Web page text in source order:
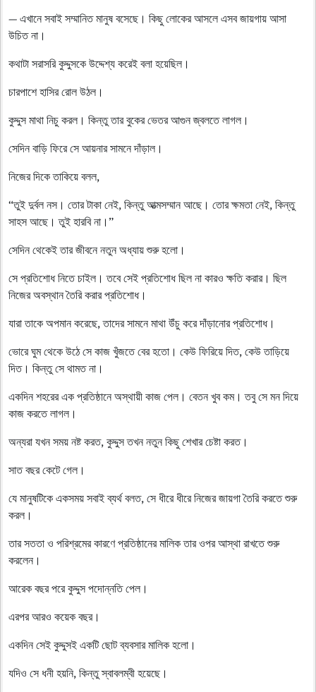
— এখানে সবাই সম্মানিত মানুষ বসেছে। কিছু লোকের আসলে এসব জায়গায় আসা
উচিত না।
কথাটা সরাসরি কুদ্দুসকে উদ্দেশ্য করেই বলা হয়েছিল।
চারপাশে হাসির রোল উঠল।
কুদ্দুস মাথা নিচু করল। কিন্তু তার বুকের ভেতর আগুন জ্বলতে লাগল।
সেদিন বাড়ি ফিরে সে আয়নার সামনে দাঁড়াল।
নিজের দিকে তাকিয়ে বলল,
“তুই দুর্বল নস। তোর টাকা নেই, কিন্তু আত্মসম্মান আছে। তোর ক্ষমতা নেই, কিন্তু
সাহস আছে। তুই হারবি না।”
সেদিন থেকেই তার জীবনে নতুন অধ্যায় শুরু হলো।
সে প্রতিশোধ নিতে চাইল। তবে সেই প্রতিশোধ ছিল না কারও ক্ষতি করার। ছিল
নিজের অবস্থান তৈরি করার প্রতিশোধ।
যারা তাকে অপমান করেছে, তাদের সামনে মাথা উঁচু করে দাঁড়ানোর প্রতিশোধ।
ভোরে ঘুম থেকে উঠে সে কাজ খুঁজতে বের হতো। কেউ ফিরিয়ে দিত, কেউ তাড়িয়ে
দিত। কিন্তু সে থামত না।
একদিন শহরের এক প্রতিষ্ঠানে অস্থায়ী কাজ পেল। বেতন খুব কম। তবু সে মন দিয়ে
কাজ করতে লাগল।
অন্যরা যখন সময় নষ্ট করত, কুদ্দুস তখন নতুন কিছু শেখার চেষ্টা করত।
সাত বছর কেটে গেল।
যে মানুষটিকে একসময় সবাই ব্যর্থ বলত, সে ধীরে ধীরে নিজের জায়গা তৈরি করতে শুরু
করল।
তার সততা ও পরিশ্রমের কারণে প্রতিষ্ঠানের মালিক তার ওপর আস্থা রাখতে শুরু
করলেন।
আরেক বছর পরে কুদ্দুস পদোন্নতি পেল।
এরপর আরও কয়েক বছর।
একদিন সেই কুদ্দুসই একটি ছোট ব্যবসার মালিক হলো।
যদিও সে ধনী হয়নি, কিন্তু স্বাবলম্বী হয়েছে।